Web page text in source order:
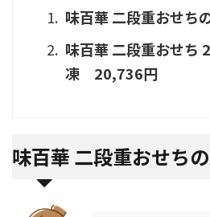
味百華 二段重おせち
味百華 二段重おせち
凍 20,736円
味百華 二段重おせち